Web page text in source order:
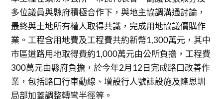
多位議員與縣府積極合作下，與地主協調溝通討論，
最終與土地所有權人取得共識，完成用地協議價購作
業。工程含用地費及工程費共約新幣1,300萬元，其中
市區道路用地取得費約1,000萬元由公所負擔，工程費
300萬元由縣府負擔，於今年2月12日完成路口改善作
業，包括路口行車動線、增設行人號誌設施及隆恩圳
局部加蓋調整轉彎半徑等。